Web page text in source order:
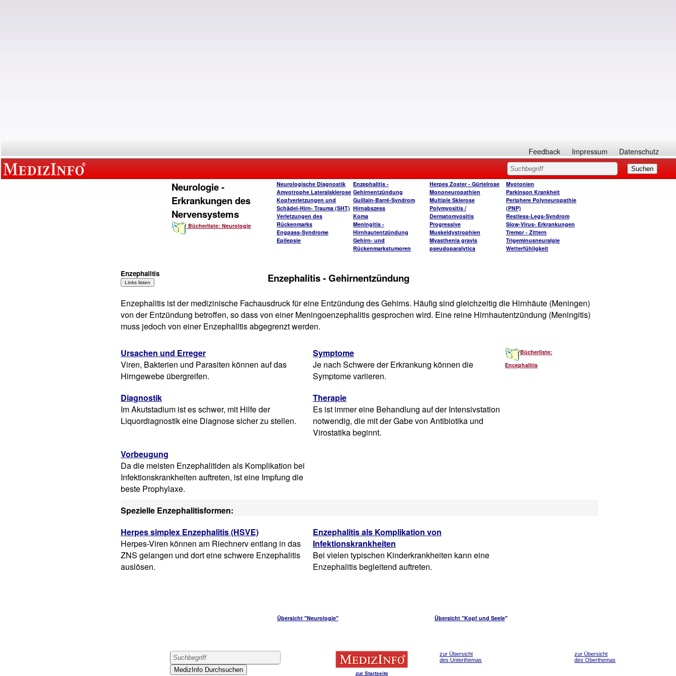
Feedback Impressum Datenschutz
Neurologie -
Erkrankungen des
Nervensystems
Bücherliste: Neurologie
Neurologische Diagnostik
Amyotrophe Lateralsklerose
Kopfverletzungen und
Schädel-Hirn- Trauma (SHT)
Verletzungen des
Rückenmarks
Engpass-Syndrome
Epilepsie
Enzephalitis -
Gehirnentzündung
Guillain-Barré-Syndrom
Hirnabszess
Koma
Meningitis -
Hirnhautentzündung
Gehirn- und
Rückenmarkstumoren
Herpes Zoster - Gürtelrose
Mononeuropathien
Multiple Sklerose
Polymyositis /
Dermatomyositis
Progressive
Muskeldystrophien
Myasthenia gravis
pseudoparalytica
Myotonien
Parkinson Krankheit
Periphere Polyneuropathie
(PNP)
Restless-Legs-Syndrom
Slow-Virus- Erkrankungen
Tremor - Zittern
Trigeminusneuralgie
Wetterfühligkeit
Enzephalitis Enzephalitis - Gehirnentzündung
Enzephalitis ist der medizinische Fachausdruck für eine Entzündung des Gehirns. Häufig sind gleichzeitig die Hirnhäute (Meningen)
von der Entzündung betroffen, so dass von einer Meningoenzephalitis gesprochen wird. Eine reine Hirnhautentzündung (Meningitis)
muss jedoch von einer Enzephalitis abgegrenzt werden.
Ursachen und Erreger
Viren, Bakterien und Parasiten können auf das
Hirngewebe übergreifen.
Symptome
Je nach Schwere der Erkrankung können die
Symptome variieren.
Bücherliste:
Encephalitis
Diagnostik
Im Akutstadium ist es schwer, mit Hilfe der
Liquordiagnostik eine Diagnose sicher zu stellen.
Therapie
Es ist immer eine Behandlung auf der Intensivstation
notwendig, die mit der Gabe von Antibiotika und
Virostatika beginnt.
Vorbeugung
Da die meisten Enzephalitiden als Komplikation bei
Infektionskrankheiten auftreten, ist eine Impfung die
beste Prophylaxe.
Spezielle Enzephalitisformen:
Herpes simplex Enzephalitis (HSVE)
Herpes-Viren können am Riechnerv entlang in das
ZNS gelangen und dort eine schwere Enzephalitis
auslösen.
Enzephalitis als Komplikation von
Infektionskrankheiten
Bei vielen typischen Kinderkrankheiten kann eine
Enzephalitis begleitend auftreten.
Übersicht "Neurologie" Übersicht "Kopf und Seele"
zur Startseite
zur Übersicht
des Unterthemas
zur Übersicht
des Oberthemas